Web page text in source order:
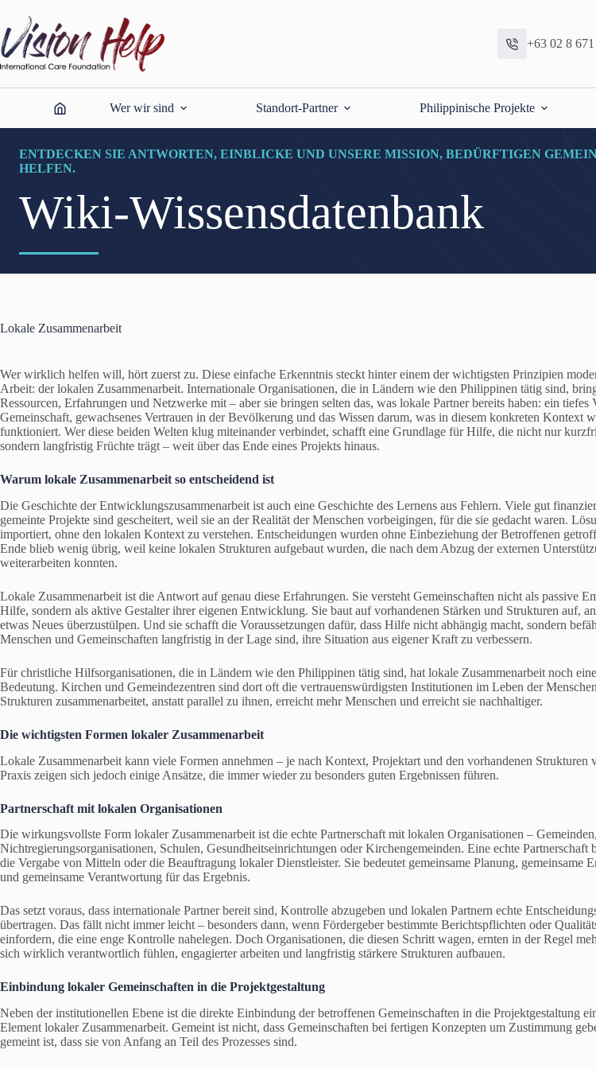
springen
+63 02 8
Wer wir sind Standort-Partner Philippinische Projekte
ENTDECKEN SIE ANTWORTEN, EINBLICKE UND UNSERE MISSION, BEDÜRFTIGEN
HELFEN.
Wiki-Wissensdatenbank
Lokale Zusammenarbeit
Wer wirklich helfen will, hört zuerst zu. Diese einfache Erkenntnis steckt hinter einem der wichtigsten Prinzipien
Arbeit: der lokalen Zusammenarbeit. Internationale Organisationen, die in Ländern wie den Philippinen tätig sind,
Ressourcen, Erfahrungen und Netzwerke mit – aber sie bringen selten das, was lokale Partner bereits haben: ein tiefes
Gemeinschaft, gewachsenes Vertrauen in der Bevölkerung und das Wissen darum, was in diesem konkreten Kontext
funktioniert. Wer diese beiden Welten klug miteinander verbindet, schafft eine Grundlage für Hilfe, die nicht nur
sondern langfristig Früchte trägt – weit über das Ende eines Projekts hinaus.
Warum lokale Zusammenarbeit so entscheidend ist
Die Geschichte der Entwicklungszusammenarbeit ist auch eine Geschichte des Lernens aus Fehlern. Viele gut
gemeinte Projekte sind gescheitert, weil sie an der Realität der Menschen vorbeigingen, für die sie gedacht waren.
importiert, ohne den lokalen Kontext zu verstehen. Entscheidungen wurden ohne Einbeziehung der Betroffenen
Ende blieb wenig übrig, weil keine lokalen Strukturen aufgebaut wurden, die nach dem Abzug der externen
weiterarbeiten konnten.
Lokale Zusammenarbeit ist die Antwort auf genau diese Erfahrungen. Sie versteht Gemeinschaften nicht als passive
Hilfe, sondern als aktive Gestalter ihrer eigenen Entwicklung. Sie baut auf vorhandenen Stärken und Strukturen auf,
etwas Neues überzustülpen. Und sie schafft die Voraussetzungen dafür, dass Hilfe nicht abhängig macht, sondern
Menschen und Gemeinschaften langfristig in der Lage sind, ihre Situation aus eigener Kraft zu verbessern.
Für christliche Hilfsorganisationen, die in Ländern wie den Philippinen tätig sind, hat lokale Zusammenarbeit noch
Bedeutung. Kirchen und Gemeindezentren sind dort oft die vertrauenswürdigsten Institutionen im Leben der
Strukturen zusammenarbeitet, anstatt parallel zu ihnen, erreicht mehr Menschen und erreicht sie nachhaltiger.
Die wichtigsten Formen lokaler Zusammenarbeit
Lokale Zusammenarbeit kann viele Formen annehmen – je nach Kontext, Projektart und den vorhandenen Strukturen
Praxis zeigen sich jedoch einige Ansätze, die immer wieder zu besonders guten Ergebnissen führen.
Partnerschaft mit lokalen Organisationen
Die wirkungsvollste Form lokaler Zusammenarbeit ist die echte Partnerschaft mit lokalen Organisationen – Gemeinden,
Nichtregierungsorganisationen, Schulen, Gesundheitseinrichtungen oder Kirchengemeinden. Eine echte Partnerschaft
die Vergabe von Mitteln oder die Beauftragung lokaler Dienstleister. Sie bedeutet gemeinsame Planung, gemeinsame
und gemeinsame Verantwortung für das Ergebnis.
Das setzt voraus, dass internationale Partner bereit sind, Kontrolle abzugeben und lokalen Partnern echte
übertragen. Das fällt nicht immer leicht – besonders dann, wenn Fördergeber bestimmte Berichtspflichten oder
einfordern, die eine enge Kontrolle nahelegen. Doch Organisationen, die diesen Schritt wagen, ernten in der Regel
sich wirklich verantwortlich fühlen, engagierter arbeiten und langfristig stärkere Strukturen aufbauen.
Einbindung lokaler Gemeinschaften in die Projektgestaltung
Neben der institutionellen Ebene ist die direkte Einbindung der betroffenen Gemeinschaften in die Projektgestaltung
Element lokaler Zusammenarbeit. Gemeint ist nicht, dass Gemeinschaften bei fertigen Konzepten um Zustimmung
gemeint ist, dass sie von Anfang an Teil des Prozesses sind.